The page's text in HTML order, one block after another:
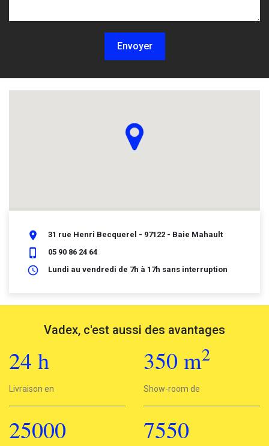
Envoyer
place 31 rue Henri Becquerel - 97122 - Baie Mahault
phone_iphone 05 90 86 24 64
schedule Lundi au vendredi de 7h à 17h sans interruption
Vadex, c'est aussi des avantages
24 h
Livraison en
350 m2
Show-room de
25000 7550